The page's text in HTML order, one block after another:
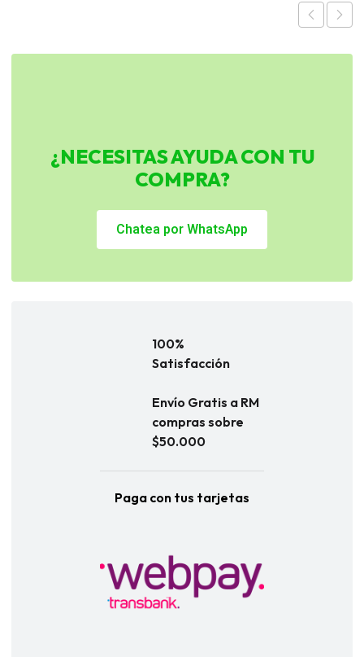
¿NECESITAS AYUDA CON TU
COMPRA?
Chatea por WhatsApp
100%
Satisfacción
Envío Gratis a RM
compras sobre
$50.000
Paga con tus tarjetas